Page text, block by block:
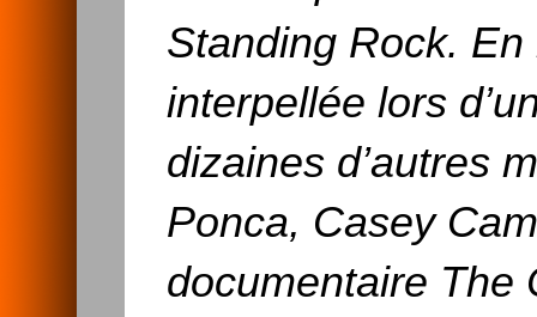
Standing Rock.
interpellée lors
dizaines d’autres
Ponca, Casey
documentaire The